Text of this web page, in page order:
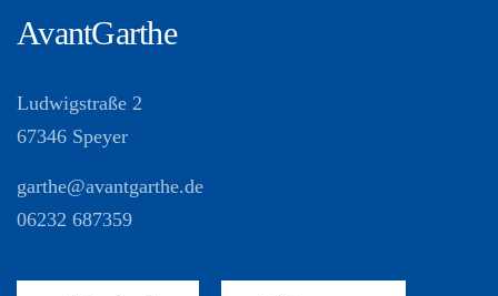
AvantGarthe
Ludwigstraße 2
67346 Speyer
garthe@avantgarthe.de
06232 687359